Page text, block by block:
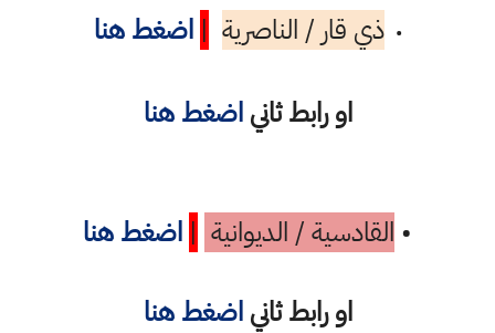
• ذي قار / الناصرية | اضغط هنا
او رابط ثانياضغط هنا
• القادسية / الديوانية | اضغط هنا
او رابط ثانياضغط هنا